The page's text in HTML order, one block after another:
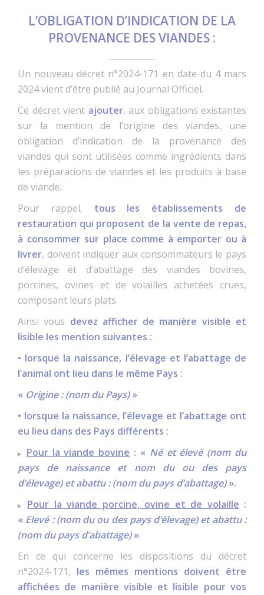
L’OBLIGATION D’INDICATION DE LA
PROVENANCE DES VIANDES :
Un nouveau décret n°2024-171 en date du 4 mars
2024 vient d’être publié au Journal Officiel.
Ce décret vient ajouter, aux obligations existantes
sur la mention de l’origine des viandes, une
obligation d’indication de la provenance des
viandes qui sont utilisées comme ingrédients dans
les préparations de viandes et les produits à base
de viande.
Pour rappel, tous les établissements de
restauration qui proposent de la vente de repas,
à consommer sur place comme à emporter ou à
livrer, doivent indiquer aux consommateurs le pays
d’élevage et d’abattage des viandes bovines,
porcines, ovines et de volailles achetées crues,
composant leurs plats.
Ainsi vous devez afficher de manière visible et
lisible les mention suivantes :
• lorsque la naissance, l’élevage et l’abattage de
l’animal ont lieu dans le même Pays :
« Origine : (nom du Pays)»
• lorsque la naissance, l’élevage et l’abattage ont
eu lieu dans des Pays différents :
Pour la viande bovine : « Né et élevé (nom du
pays de naissance et nom du ou des pays
d’élevage) et abattu : (nom du pays d’abattage)».
Pour la viande porcine, ovine et de volaille :
« Elevé : (nom du ou des pays d’élevage) et abattu :
(nom du pays d’abattage)».
En ce qui concerne les dispositions du décret
n°2024-171, les mêmes mentions doivent être
affichées de manière visible et lisible pour vos